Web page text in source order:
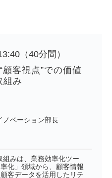
（40分間）
客視点”での価値
組み
ベーション部長
みは、業務効率化ツー
化」領域から、顧客情報
客データを活用したリテ